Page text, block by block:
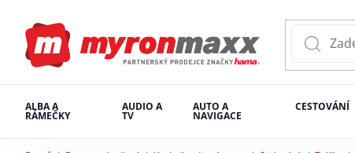
ALBA A
RÁMEČKY
AUDIO A
TV
AUTO A
NAVIGACE
CESTOVÁNÍ